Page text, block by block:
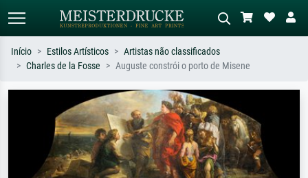
Pesquise por artista, título ou estilo –
ex: Monet, Noite Estrelada,
impressionismo, onda de Hokusai, nu.
Descreva a cena – ex: prado verde,
abstrato com muito vermelho, pintura
a óleo escura, nu em pé ao lado de
uma árvore.
Início Estilos Artísticos
Artistas não classificados
Charles de la Fosse
Auguste constrói o porto de Misene